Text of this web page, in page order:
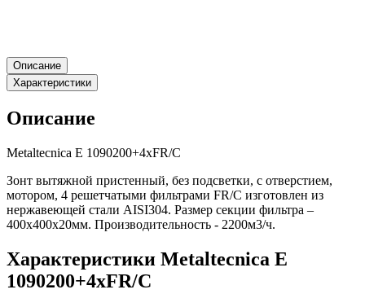
Описание
Характеристики
Описание
Metaltecnica E 1090200+4xFR/C
Зонт вытяжной пристенный, без подсветки, с отверстием,
мотором, 4 решетчатыми фильтрами FR/C изготовлен из
нержавеющей стали AISI304. Размер секции фильтра –
400х400х20мм. Производительность - 2200м3/ч.
Характеристики Metaltecnica E
1090200+4xFR/C